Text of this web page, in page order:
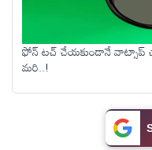
లైఫ్
స్టైల్
ఫోన్ టచ్ చేయకుండానే వాట్సాప్
మరి..!